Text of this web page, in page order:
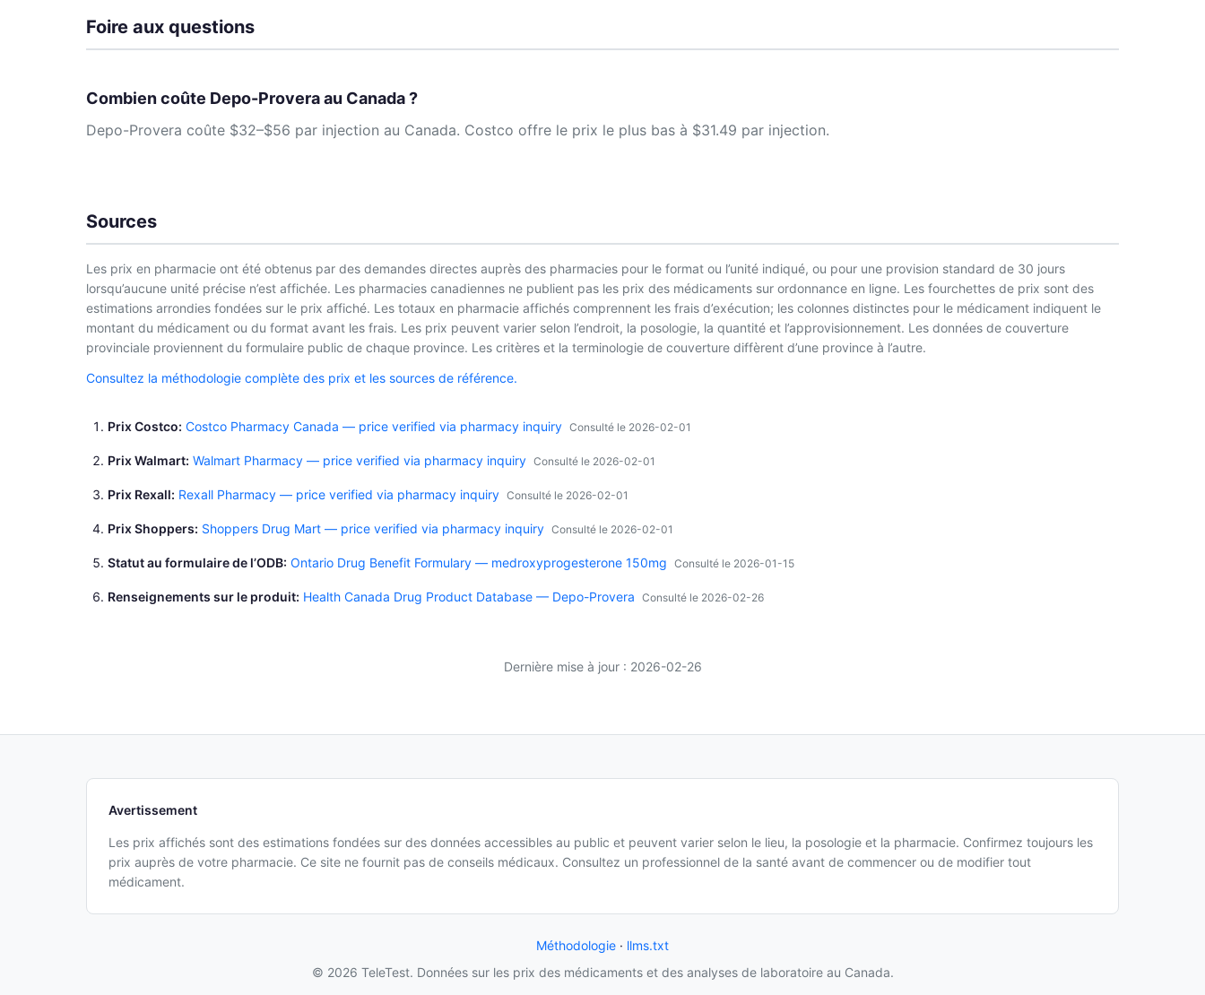
Foire aux questions
Combien coûte Depo-Provera au Canada ?
Depo-Provera coûte $32–$56 par injection au Canada. Costco offre le prix le plus bas à $31.49 par injection.
Sources
Les prix en pharmacie ont été obtenus par des demandes directes auprès des pharmacies pour le format ou l’unité indiqué, ou pour une provision standard de 30 jours
lorsqu’aucune unité précise n’est affichée. Les pharmacies canadiennes ne publient pas les prix des médicaments sur ordonnance en ligne. Les fourchettes de prix sont des
estimations arrondies fondées sur le prix affiché. Les totaux en pharmacie affichés comprennent les frais d’exécution; les colonnes distinctes pour le médicament indiquent le
montant du médicament ou du format avant les frais. Les prix peuvent varier selon l’endroit, la posologie, la quantité et l’approvisionnement. Les données de couverture
provinciale proviennent du formulaire public de chaque province. Les critères et la terminologie de couverture diffèrent d’une province à l’autre.
Consultez la méthodologie complète des prix et les sources de référence.
Prix Costco Costco Pharmacy Canada — price verified via pharmacy inquiry Consulté le 2026-02-01
Prix Walmart Walmart Pharmacy — price verified via pharmacy inquiry Consulté le 2026-02-01
Prix Rexall Rexall Pharmacy — price verified via pharmacy inquiry Consulté le 2026-02-01
Prix Shoppers Shoppers Drug Mart — price verified via pharmacy inquiry Consulté le 2026-02-01
Statut au formulaire de l’ODB Ontario Drug Benefit Formulary — medroxyprogesterone 150mg Consulté le 2026-01-15
Renseignements sur le produit Health Canada Drug Product Database — Depo-Provera Consulté le 2026-02-26
Dernière mise à jour : 2026-02-26
Avertissement
Les prix affichés sont des estimations fondées sur des données accessibles au public et peuvent varier selon le lieu, la posologie et la pharmacie. Confirmez toujours les
prix auprès de votre pharmacie. Ce site ne fournit pas de conseils médicaux. Consultez un professionnel de la santé avant de commencer ou de modifier tout
médicament.
Méthodologie · llms.txt
© 2026 TeleTest. Données sur les prix des médicaments et des analyses de laboratoire au Canada.